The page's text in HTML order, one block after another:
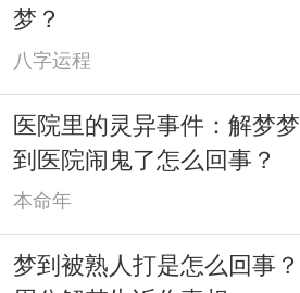
梦？
八字运程
医院里的灵异事件：解梦梦
到医院闹鬼了怎么回事？
本命年
梦到被熟人打是怎么回事？